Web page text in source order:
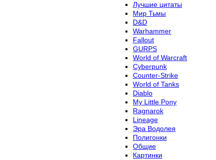
Лучшие цитаты
Мир Тьмы
D&D
Warhammer
Fallout
GURPS
World of Warcraft
Сyberpunk
Counter-Strike
World of Tanks
Diablo
My Little Pony
Ragnarok
Lineage
Эра Водолея
Полигонки
Общие
Картинки